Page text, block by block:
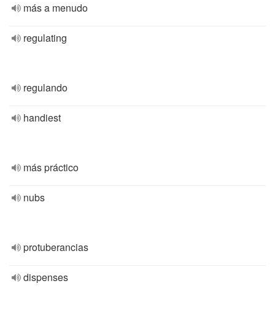
más a menudo
regulating
regulando
handiest
más práctico
nubs
protuberancias
dispenses